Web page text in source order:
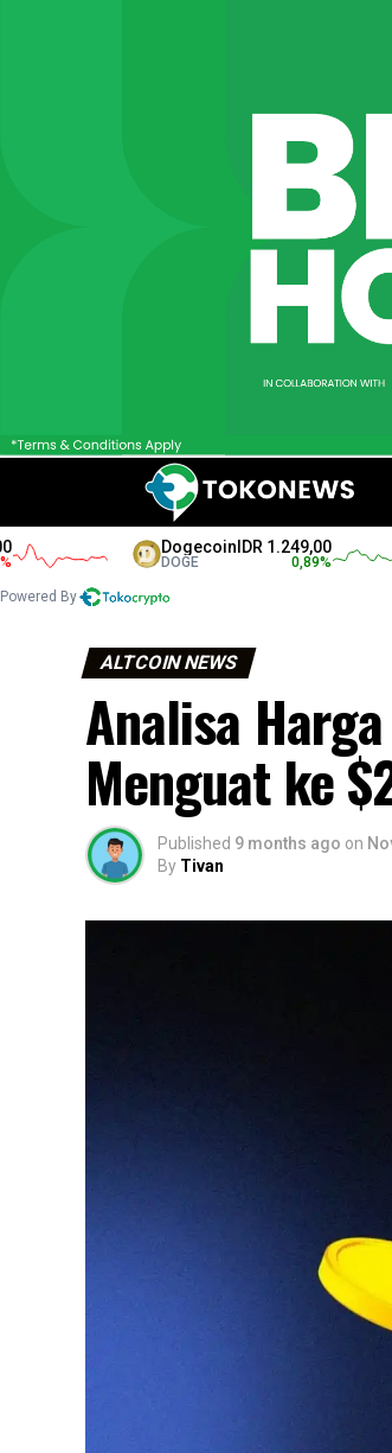
DogecoinIDR 1.249,00
DOGE
Powered By
ALTCOIN NEWS
Analisa
Menguat ke
Published 9 months ago on
By Tivan